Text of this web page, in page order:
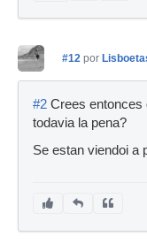
#12 por
#2 Crees entonces
todavia la pena?
Se estan viendoi a